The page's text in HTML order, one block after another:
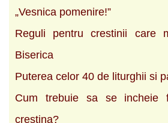
„Vesnica pomenire!”
Reguli pentru crestinii care
Biserica
Puterea celor 40 de liturghii si
Cum trebuie sa se incheie
crestina?